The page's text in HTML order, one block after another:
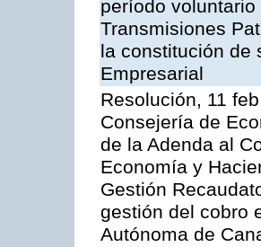
período
Transmisiones
la constitución de
Empresarial
Resolución, 11
Consejería de
de la Adenda al
Economía y
Gestión
gestión del cobro
Autónoma de